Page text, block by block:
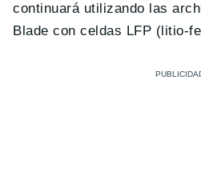
continuará utilizando las
Blade con celdas LFP (litio-